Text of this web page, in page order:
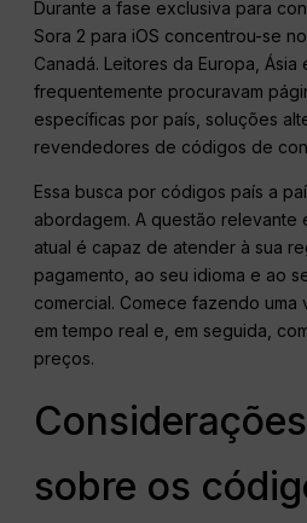
Durante a fase exclusiva para
Sora 2 para iOS concentrou-se
Canadá. Leitores da Europa,
frequentemente procuravam
específicas por país, soluções
revendedores de códigos de
Essa busca por códigos país a
abordagem. A questão relevante
atual é capaz de atender à sua
pagamento, ao seu idioma e ao
comercial. Comece fazendo uma
em tempo real e, em seguida,
preços.
sobre os